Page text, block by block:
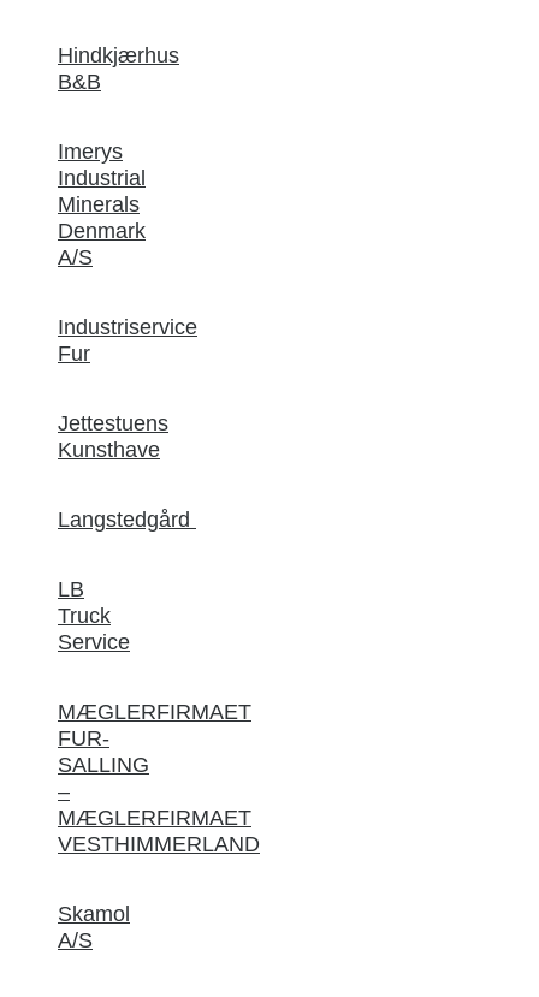
Hindkjærhus
B&B
Imerys
Industrial
Minerals
Denmark
A/S
Industriservice
Fur
Jettestuens
Kunsthave
Langstedgård
LB
Truck
Service
MÆGLERFIRMAET
FUR-
SALLING
–
MÆGLERFIRMAET
VESTHIMMERLAND
Skamol
A/S